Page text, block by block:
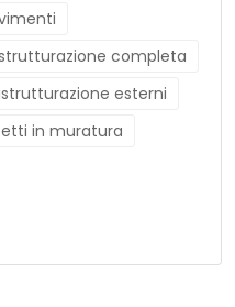
completa
esterni
in muratura